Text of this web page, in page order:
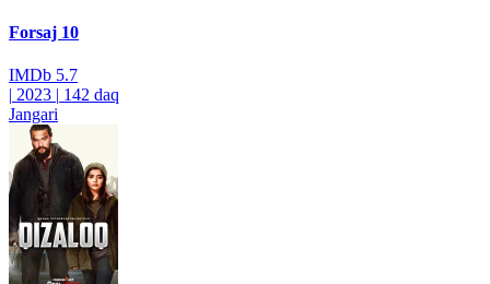
Forsaj 10
IMDb 5.7
| 2023 | 142 daq
Jangari